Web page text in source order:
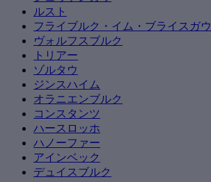
ルスト
フライブルク・イム・ブライスガウ
ヴォルフスブルク
トリアー
ゾルタウ
ジンスハイム
オラニエンブルク
コンスタンツ
ハースロッホ
ハノーファー
アインベック
デュイスブルク